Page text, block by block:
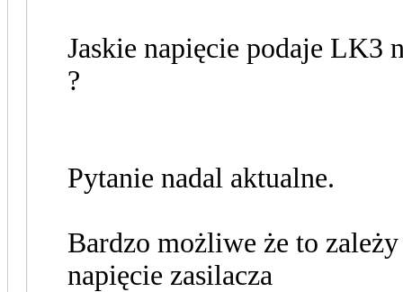
Jaskie napięcie podaje LK3
?
Pytanie nadal aktualne.
Bardzo możliwe że to
napięcie zasilacza